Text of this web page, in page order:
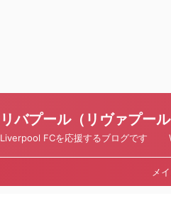
リバプール（リヴァプ
Liverpool FCを応援するブログです
メ